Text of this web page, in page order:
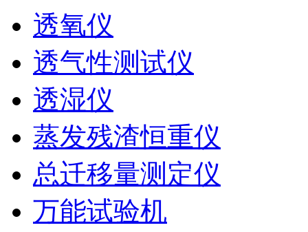
透氧仪
透气性测试仪
透湿仪
蒸发残渣恒重仪
总迁移量测定仪
万能试验机